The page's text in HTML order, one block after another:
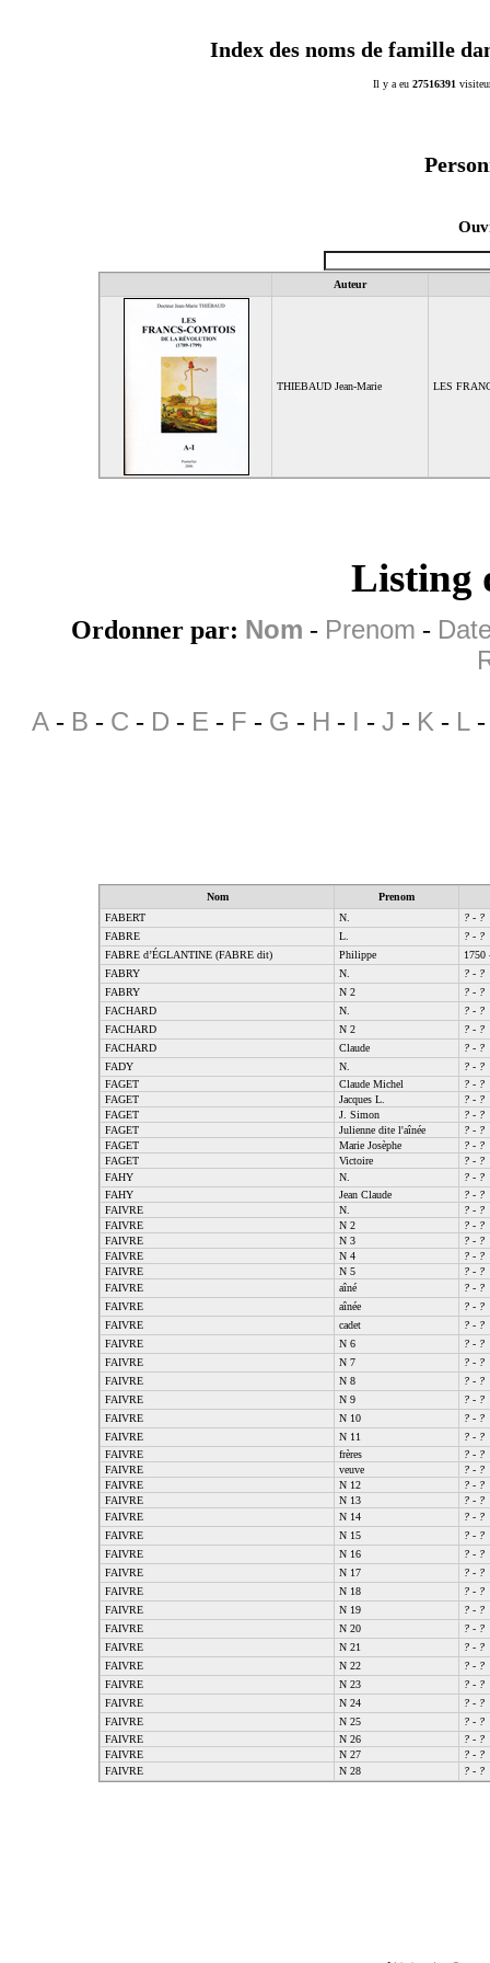
Index des noms de famille
Il y a eu 27516391
Auteur
THIEBAUD Jean-Marie LES
Listing
Ordonner par: Nom - Prenom -
A- B - C - D - E - F - G - H - I - J - K - L
Nom
Prenom
FABERT
N. ? - ?
FABRE
L. ? - ?
FABRE d’ÉGLANTINE (FABRE dit)
Philippe
1750
FABRY
N. ? - ?
FABRY
N 2 ? - ?
FACHARD
N. ? - ?
FACHARD
N 2 ? - ?
FACHARD
Claude ? - ?
FADY
N. ? - ?
FAGET
Claude Michel ? - ?
FAGET
Jacques L. ? - ?
FAGET
J. Simon ? - ?
FAGET
Julienne dite l'aînée ? - ?
FAGET
Marie Josèphe ? - ?
FAGET
Victoire ? - ?
FAHY
N. ? - ?
FAHY
Jean Claude ? - ?
FAIVRE
N. ? - ?
FAIVRE
N 2 ? - ?
FAIVRE
N 3 ? - ?
FAIVRE
N 4 ? - ?
FAIVRE
N 5 ? - ?
FAIVRE
aîné ? - ?
FAIVRE
aînée ? - ?
FAIVRE
cadet ? - ?
FAIVRE
N 6 ? - ?
FAIVRE
N 7 ? - ?
FAIVRE
N 8 ? - ?
FAIVRE
N 9 ? - ?
FAIVRE
N 10 ? - ?
FAIVRE
N 11 ? - ?
FAIVRE
frères ? - ?
FAIVRE
veuve ? - ?
FAIVRE
N 12 ? - ?
FAIVRE
N 13 ? - ?
FAIVRE
N 14 ? - ?
FAIVRE
N 15 ? - ?
FAIVRE
N 16 ? - ?
FAIVRE
N 17 ? - ?
FAIVRE
N 18 ? - ?
FAIVRE
N 19 ? - ?
FAIVRE
N 20 ? - ?
FAIVRE
N 21 ? - ?
FAIVRE
N 22 ? - ?
FAIVRE
N 23 ? - ?
FAIVRE
N 24 ? - ?
FAIVRE
N 25 ? - ?
FAIVRE
N 26 ? - ?
FAIVRE
N 27 ? - ?
FAIVRE
N 28 ? - ?